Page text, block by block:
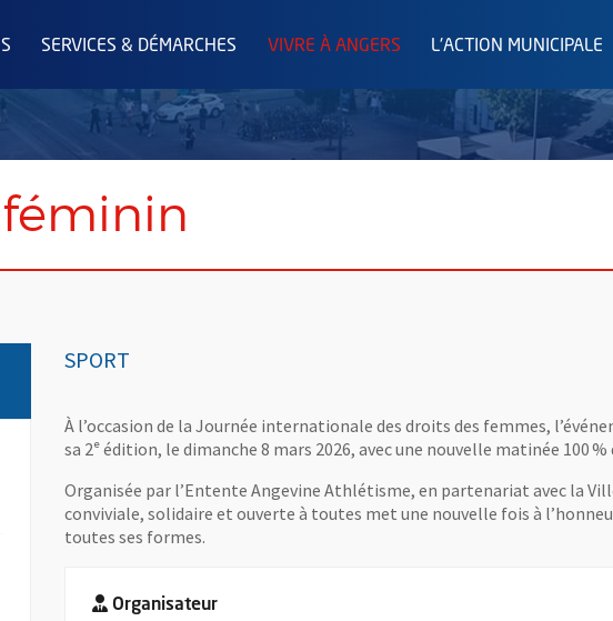
SERVICES & DÉMARCHES VIVRE À ANGERS L'ACTION MUNICIPALE
SPORT
À l’occasion de la Journée internationale des droits des femmes,
sa 2ᵉ édition, le dimanche 8 mars 2026, avec une nouvelle matinée 100
Organisée par l’Entente Angevine Athlétisme, en partenariat avec la
conviviale, solidaire et ouverte à toutes met une nouvelle fois à
toutes ses formes.
Organisateur